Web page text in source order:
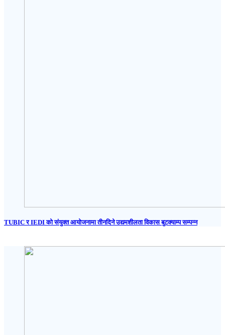
TUBIC र IEDI को संयुक्त आयोजनामा तीनदिने उद्यमशीलता विकास बुटक्याम्प सम्पन्न